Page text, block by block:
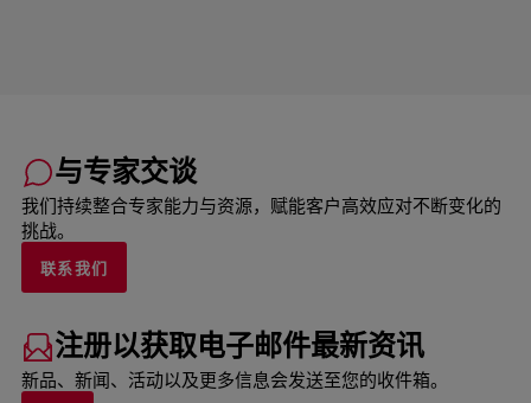
与专家交谈
我们持续整合专家能力与资源，赋能客户高效应对不断变化的
挑战。
联系我们
注册以获取电子邮件最新资讯
新品、新闻、活动以及更多信息会发送至您的收件箱。